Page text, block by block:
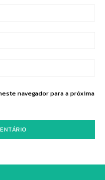
navegador para a próxima